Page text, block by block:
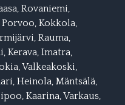
,Rovaniemi,
Porvoo,Kokkola,
,Rauma,
,Kerava,Imatra,
,Valkeakoski,
,Heinola,Mäntsälä,
,Kaarina,Varkaus,